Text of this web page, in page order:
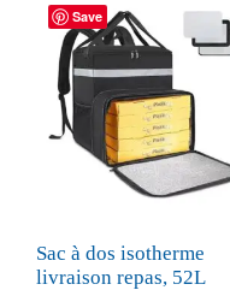
Save
Sac à dos isotherme
livraison repas, 52L